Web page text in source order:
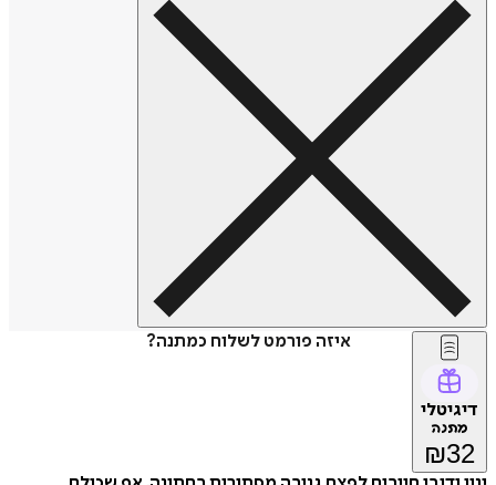
איזה פורמט לשלוח כמתנה?
דיגיטלי
מתנה
₪32